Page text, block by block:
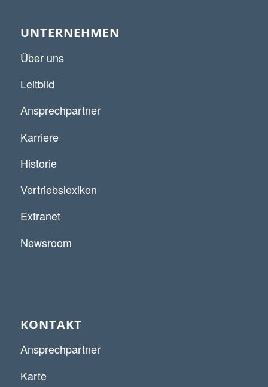
UNTERNEHMEN
Über uns
Leitbild
Ansprechpartner
Karriere
Historie
Vertriebslexikon
Extranet
Newsroom
KONTAKT
Ansprechpartner
Karte